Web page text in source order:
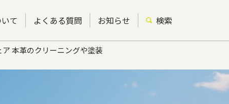
て よくある質問 お知らせ 検索
本革のクリーニングや塗装